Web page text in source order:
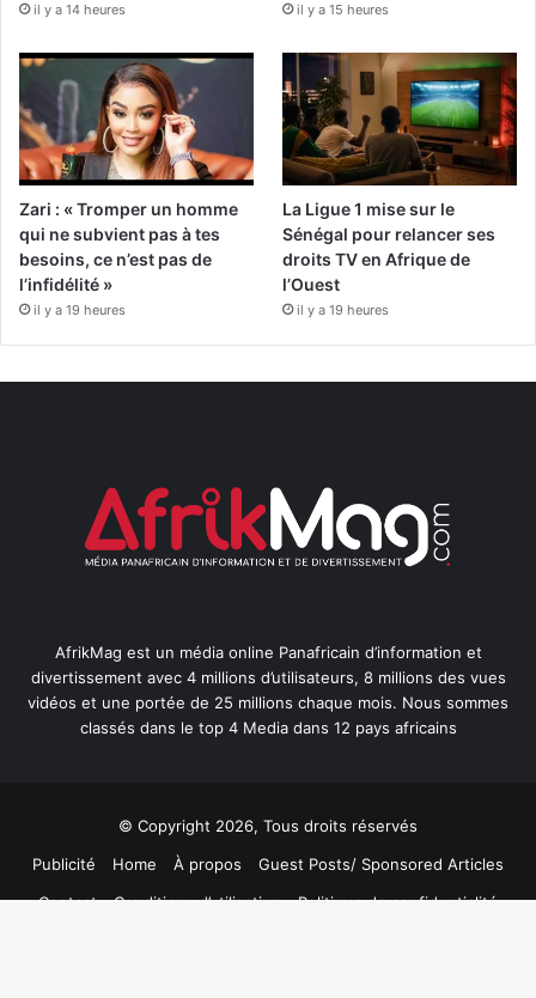
il y a 14 heures il y a 15 heures
Zari : « Tromper un homme
qui ne subvient pas à tes
besoins, ce n’est pas de
l’infidélité »
il y a 19 heures
La Ligue 1 mise sur le
Sénégal pour relancer ses
droits TV en Afrique de
l’Ouest
il y a 19 heures
AfrikMag est un média online Panafricain d’information et
divertissement avec 4 millions d’utilisateurs, 8 millions des vues
vidéos et une portée de 25 millions chaque mois. Nous sommes
classés dans le top 4 Media dans 12 pays africains
© Copyright 2026, Tous droits réservés
Publicité
Home À propos
Guest Posts/ Sponsored Articles
Contact
Conditions d’utilisation
Politique de confidentialité